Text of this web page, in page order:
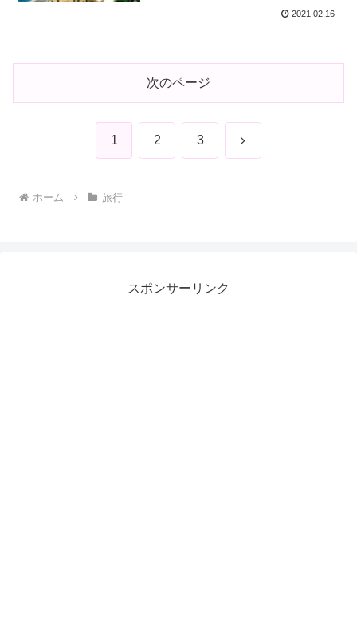
2021.02.16
次のページ
1 2 3 次
ホーム 旅行
スポンサーリンク